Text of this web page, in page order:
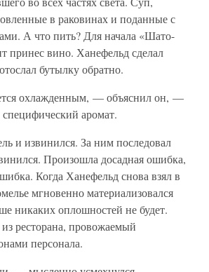
в раковинах и поданные с
А что пить? Для начала «Шато-
вино. Ханефельд сделал
бутылку обратно.
охлажденным, — объяснил он, —
специфический аромат.
и извинился. За ним последовал
Произошла досадная ошибка,
Когда Ханефельд снова взял в
мгновенно материализовался
никаких оплошностей не будет.
ресторана, провожаемый
персонала.